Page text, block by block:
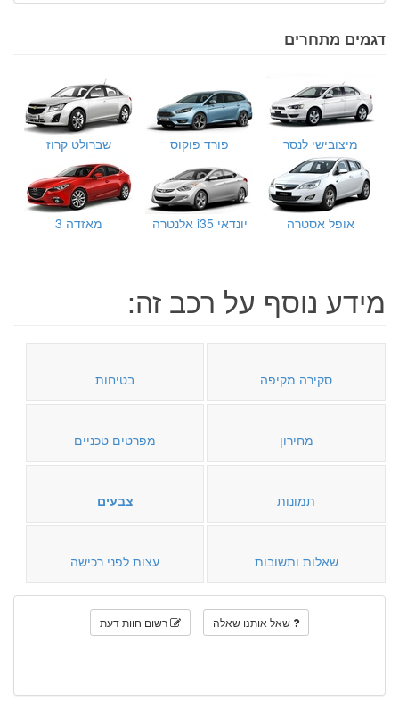
דגמים מתחרים
מיצובישי לנסר פורד פוקוס שברולט קרוז
אופל אסטרה יונדאי i35 אלנטרה מאזדה 3
מידע נוסף על רכב זה:
סקירה מקיפה בטיחות
מחירון מפרטים טכניים
תמונות צבעים
שאלות ותשובות עצות לפני רכישה
שאל אותנו שאלה רשום חוות דעת